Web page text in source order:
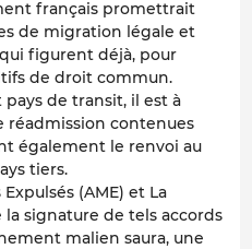
français promettrait
de migration légale et
figurent déjà, pour
de droit commun.
de transit, il est à
réadmission contenues
également le renvoi au
tiers.
(AME) et La
signature de tels accords
malien saura, une